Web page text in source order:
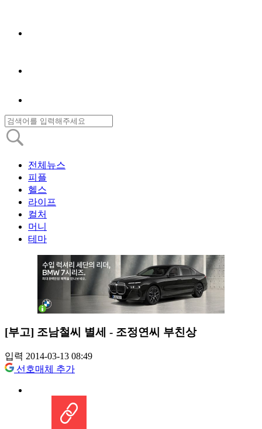
전체뉴스
피플
헬스
라이프
컬처
머니
테마
[부고] 조남철씨 별세 - 조정연씨 부친상
입력 2014-03-13 08:49
선호매체 추가